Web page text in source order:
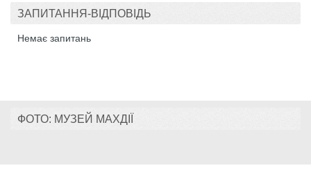
ЗАПИТАННЯ-ВІДПОВІДЬ
Немає запитань
ФОТО: МУЗЕЙ МАХДІЇ